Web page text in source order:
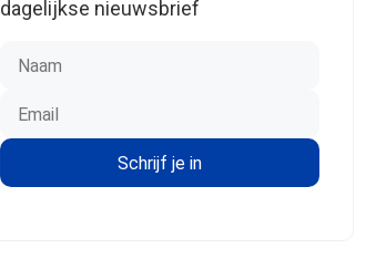
dagelijkse nieuwsbrief